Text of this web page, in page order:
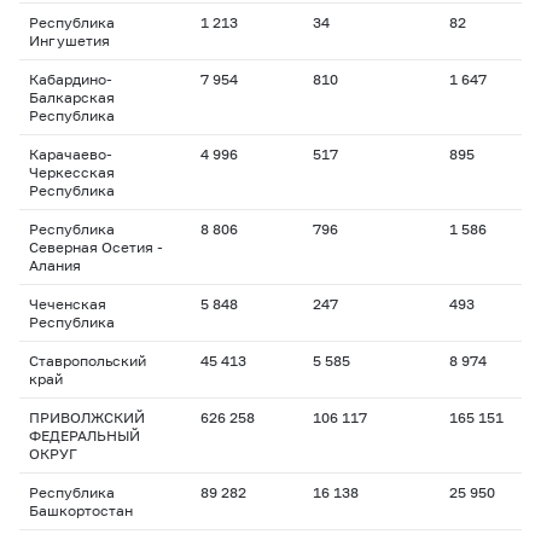
Республика
Ингушетия
1 213 34 82
Кабардино-
Балкарская
Республика
7 954 810 1 647
Карачаево-
Черкесская
Республика
4 996 517 895
Республика
Северная Осетия -
Алания
8 806 796 1 586
Чеченская
Республика
5 848 247 493
Ставропольский
край
45 413 5 585 8 974
ПРИВОЛЖСКИЙ
ФЕДЕРАЛЬНЫЙ
ОКРУГ
626 258 106 117 165 151
Республика
Башкортостан
89 282 16 138 25 950